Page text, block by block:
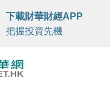
網 FINTV FINMETA
下載財華財經APP
把握投資先機